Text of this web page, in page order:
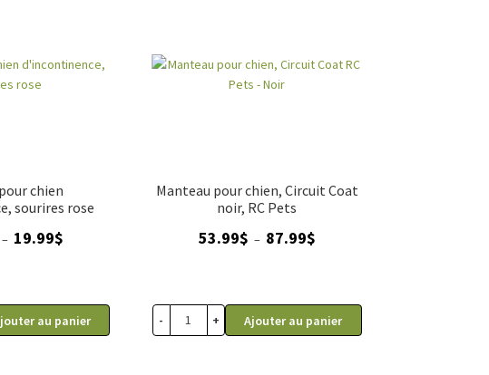
chien
sourires rose
– 19.99$
19.99$
au panier
Manteau pour chien, Circuit Coat
noir, RC Pets
53.99$ – 87.99$Plage
87.99$
- + Ajouter au panier